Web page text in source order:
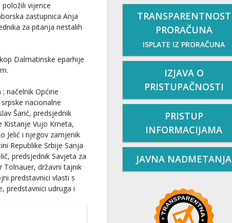
vijence
zastupnica Anja
za pitanja nestalih
Dalmatinske eparhije
načelnik Općine
nacionalne
Šarić, predsjednik
Kistanje Vujo Krneta,
Jelić i njegov zamjenik
Republike Srbije Sanja
predsjednik Savjeta za
Tolnauer, državni tajnik
predstavnici vlasti s
predstavnici udruga i
TRANSPARENTNOST
PRORAČUNA
ISPLATE IZ PRORAČUNA
IZJAVA O
PRISTUPAČNOSTI
PRISTUP
INFORMACIJAMA
JAVNA NADMETANJA